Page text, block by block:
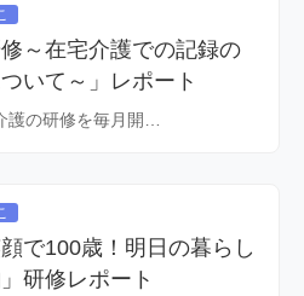
～在宅介護での記録の
いて～」レポート
護の研修を毎月開…
で100歳！明日の暮らし
研修レポート